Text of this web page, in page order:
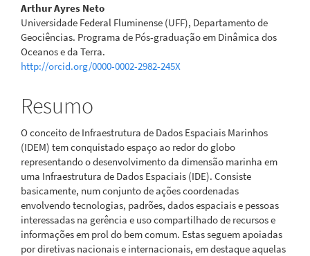
Arthur Ayres Neto
Universidade Federal Fluminense (UFF), Departamento de
Geociências. Programa de Pós-graduação em Dinâmica dos
Oceanos e da Terra.
http://orcid.org/0000-0002-2982-245X
Resumo
O conceito de Infraestrutura de Dados Espaciais Marinhos
(IDEM) tem conquistado espaço ao redor do globo
representando o desenvolvimento da dimensão marinha em
uma Infraestrutura de Dados Espaciais (IDE). Consiste
basicamente, num conjunto de ações coordenadas
envolvendo tecnologias, padrões, dados espaciais e pessoas
interessadas na gerência e uso compartilhado de recursos e
informações em prol do bem comum. Estas seguem apoiadas
por diretivas nacionais e internacionais, em destaque aquelas